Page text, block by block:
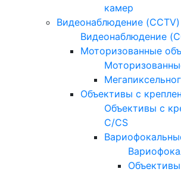
камер
Видеонаблюдение (CCTV)
Видеонаблюдение
Моторизованные
Объективы с
Объективы с
C/CS
Объективы